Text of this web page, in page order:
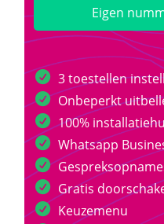
Eigen
3 toestellen
Onbeperkt
100%
Whatsapp
Gratis
Keuzemenu